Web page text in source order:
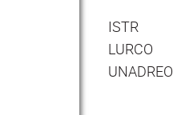
ISTR
LURCO
UNADREO